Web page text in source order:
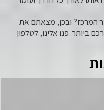
המרכז? ובכן, מצאתם את
ביותר. פנו אלינו, לטלפון